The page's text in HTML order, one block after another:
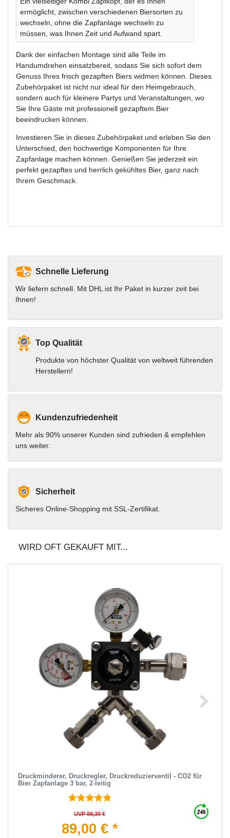
ermöglicht, zwischen verschiedenen Biersorten zu
wechseln, ohne die Zapfanlage wechseln zu
müssen, was Ihnen Zeit und Aufwand spart.
Dank der einfachen Montage sind alle Teile im
Handumdrehen einsatzbereit, sodass Sie sich sofort dem
Genuss Ihres frisch gezapften Biers widmen können. Dieses
Zubehörpaket ist nicht nur ideal für den Heimgebrauch,
sondern auch für kleinere Partys und Veranstaltungen, wo
Sie Ihre Gäste mit professionell gezapftem Bier
beeindrucken können.
Investieren Sie in dieses Zubehörpaket und erleben Sie den
Unterschied, den hochwertige Komponenten für Ihre
Zapfanlage machen können. Genießen Sie jederzeit ein
perfekt gezapftes und herrlich gekühltes Bier, ganz nach
Ihrem Geschmack.
Schnelle Lieferung
Wir liefern schnell. Mit DHL ist Ihr Paket in kurzer zeit bei
Ihnen!
Top Qualität
Produkte von höchster Qualität von weltweit führenden
Herstellern!
Kundenzufriedenheit
Mehr als 90% unserer Kunden sind zufrieden & empfehlen
uns weiter.
Sicherheit
Sicheres Online-Shopping mit SSL-Zertifikat.
WIRD OFT GEKAUFT MIT...
Druckminderer, Druckregler, Druckreduzierventil - CO2 für
Bier Zapfanlage 3 bar, 2-leitig
UVP 99,30 €
89,00 € *